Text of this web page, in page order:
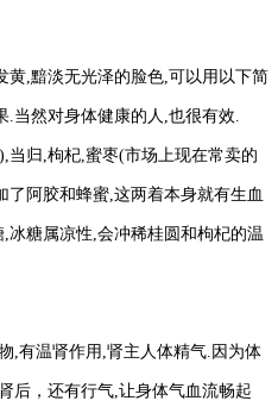
,黯淡无光泽的脸色,可以用以下简
当然对身体健康的人,也很有效.
归,枸杞,蜜枣(市场上现在常卖的
阿胶和蜂蜜,这两着本身就有生血
糖属凉性,会冲稀桂圆和枸杞的温
温肾作用,肾主人体精气.因为体
后，还有行气,让身体气血流畅起